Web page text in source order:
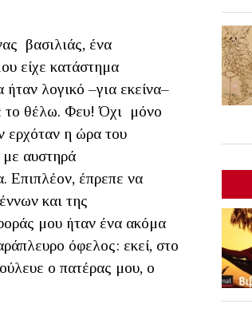
βασιλιάς, ένα
είχε κατάστημα
λογικό –για εκείνα–
το θέλω. Φευ! Όχι μόνο
ερχόταν η ώρα του
με αυστηρά
Επιπλέον, έπρεπε να
και της
μου ήταν ένα ακόμα
όφελος: εκεί, στο
ο πατέρας μου, ο